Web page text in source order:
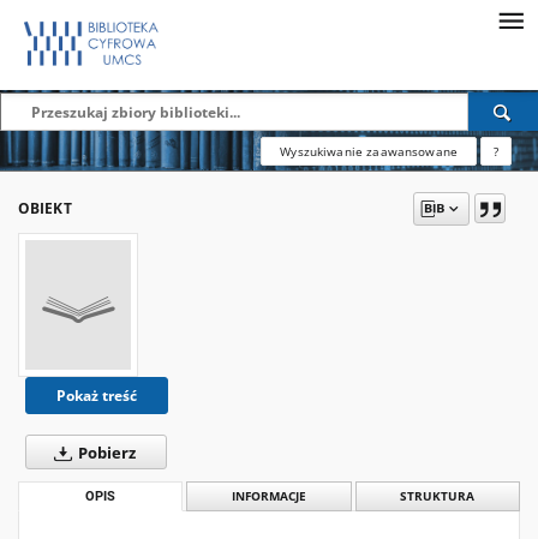
Wyszukiwanie zaawansowane ?
OBIEKT
Pokaż treść
Pobierz
OPIS INFORMACJE STRUKTURA